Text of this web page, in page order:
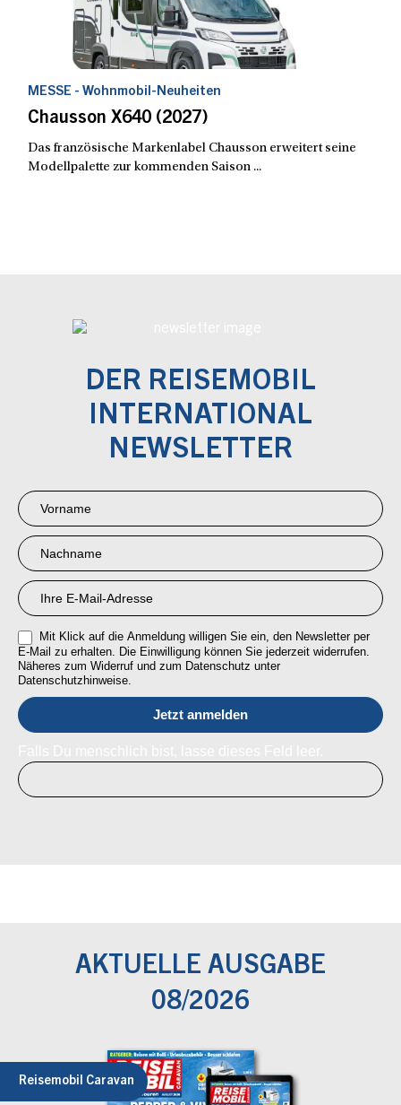
MESSE - Wohnmobil-Neuheiten
Chausson X640 (2027)
Das französische Markenlabel Chausson erweitert seine
Modellpalette zur kommenden Saison ...
DER REISEMOBIL
INTERNATIONAL
NEWSLETTER
Newsletter
Anmeldung
RMI
Mit Klick auf die Anmeldung willigen Sie ein, den Newsletter per
E-Mail zu erhalten. Die Einwilligung können Sie jederzeit widerrufen.
Näheres zum Widerruf und zum Datenschutz unter
Datenschutzhinweise.
AKTUELLE AUSGABE
08/2026
Reisemobil Caravan